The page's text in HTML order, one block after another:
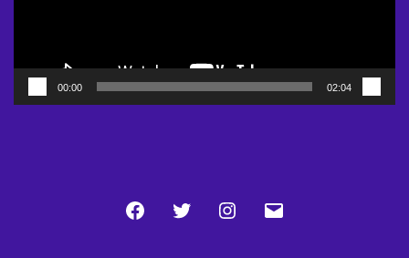
00:00 02:04
FacebookTwitter Instagram